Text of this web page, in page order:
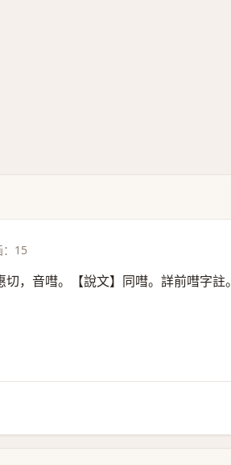
：15
切，音嘒。【說文】同嘒。詳前嘒字註。